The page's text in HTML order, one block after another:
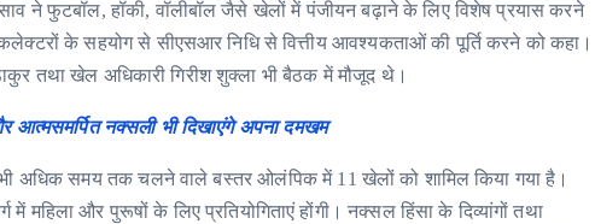
साव ने फुटबॉल, हॉकी, वॉलीबॉल जैसे खेलों में पंजीयन बढ़ाने के लिए विशेष प्रयास करने
के सहयोग से सीएसआर निधि से वित्तीय आवश्यकताओं की पूर्ति करने को कहा।
तथा खेल अधिकारी गिरीश शुक्ला भी बैठक में मौजूद थे।
आत्मसमर्पित नक्सली भी दिखाएंगे अपना दमखम
अधिक समय तक चलने वाले बस्तर ओलंपिक में 11 खेलों को शामिल किया गया है।
महिला और पुरूषों के लिए प्रतियोगिताएं होंगी। नक्सल हिंसा के दिव्यांगों तथा